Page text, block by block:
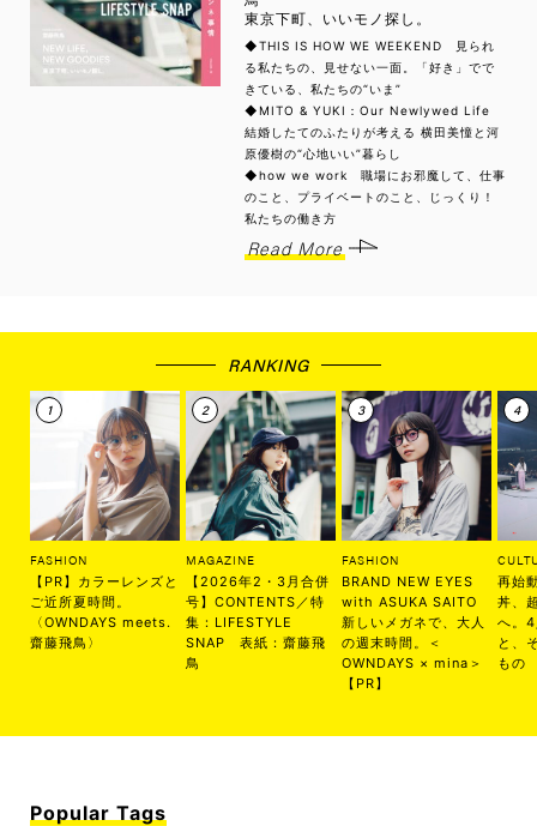
東京下町、いいモノ探し。
◆THIS IS HOW WE WEEKEND 見られ
る私たちの、見せない一面。「好き」でで
きている、私たちの“いま”
◆MITO & YUKI：Our Newlywed Life
結婚したてのふたりが考える 横田美憧と河
原優樹の“心地いい”暮らし
◆how we work 職場にお邪魔して、仕事
のこと、プライベートのこと、じっくり！
私たちの働き方
Read More
RANKING
FASHION
【PR】カラーレンズと
ご近所夏時間。
〈OWNDAYS meets.
齋藤飛鳥〉
MAGAZINE
【2026年2・3月合併
号】CONTENTS／特
集：LIFESTYLE
SNAP 表紙：齋藤飛
鳥
FASHION
BRAND NEW EYES
with ASUKA SAITO
新しいメガネで、大人
の週末時間。＜
OWNDAYS × mina＞
【PR】
再始
丼、
へ。
と、
もの
Popular Tags